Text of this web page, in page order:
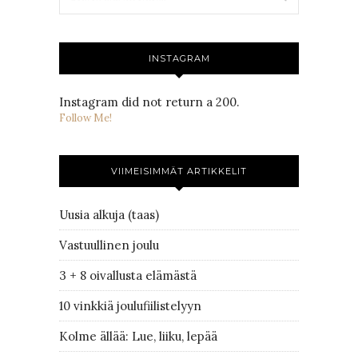
INSTAGRAM
Instagram did not return a 200.
Follow Me!
VIIMEISIMMÄT ARTIKKELIT
Uusia alkuja (taas)
Vastuullinen joulu
3 + 8 oivallusta elämästä
10 vinkkiä joulufiilistelyyn
Kolme ällää: Lue, liiku, lepää